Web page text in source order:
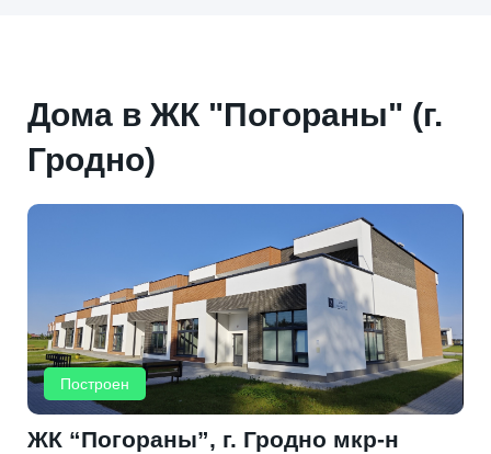
Дома в ЖК "Погораны" (г.
Гродно)
Построен
ЖК “Погораны”, г. Гродно мкр-н